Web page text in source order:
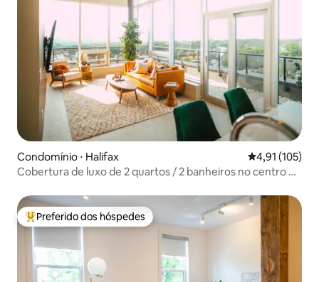
Condomínio ⋅ Halifax 4,91 de uma
4,91 (105)
Cobertura de luxo de 2 quartos / 2 banheiros no centro de
Entre os melhores preferidos dos hóspedes
Preferido dos hóspedes